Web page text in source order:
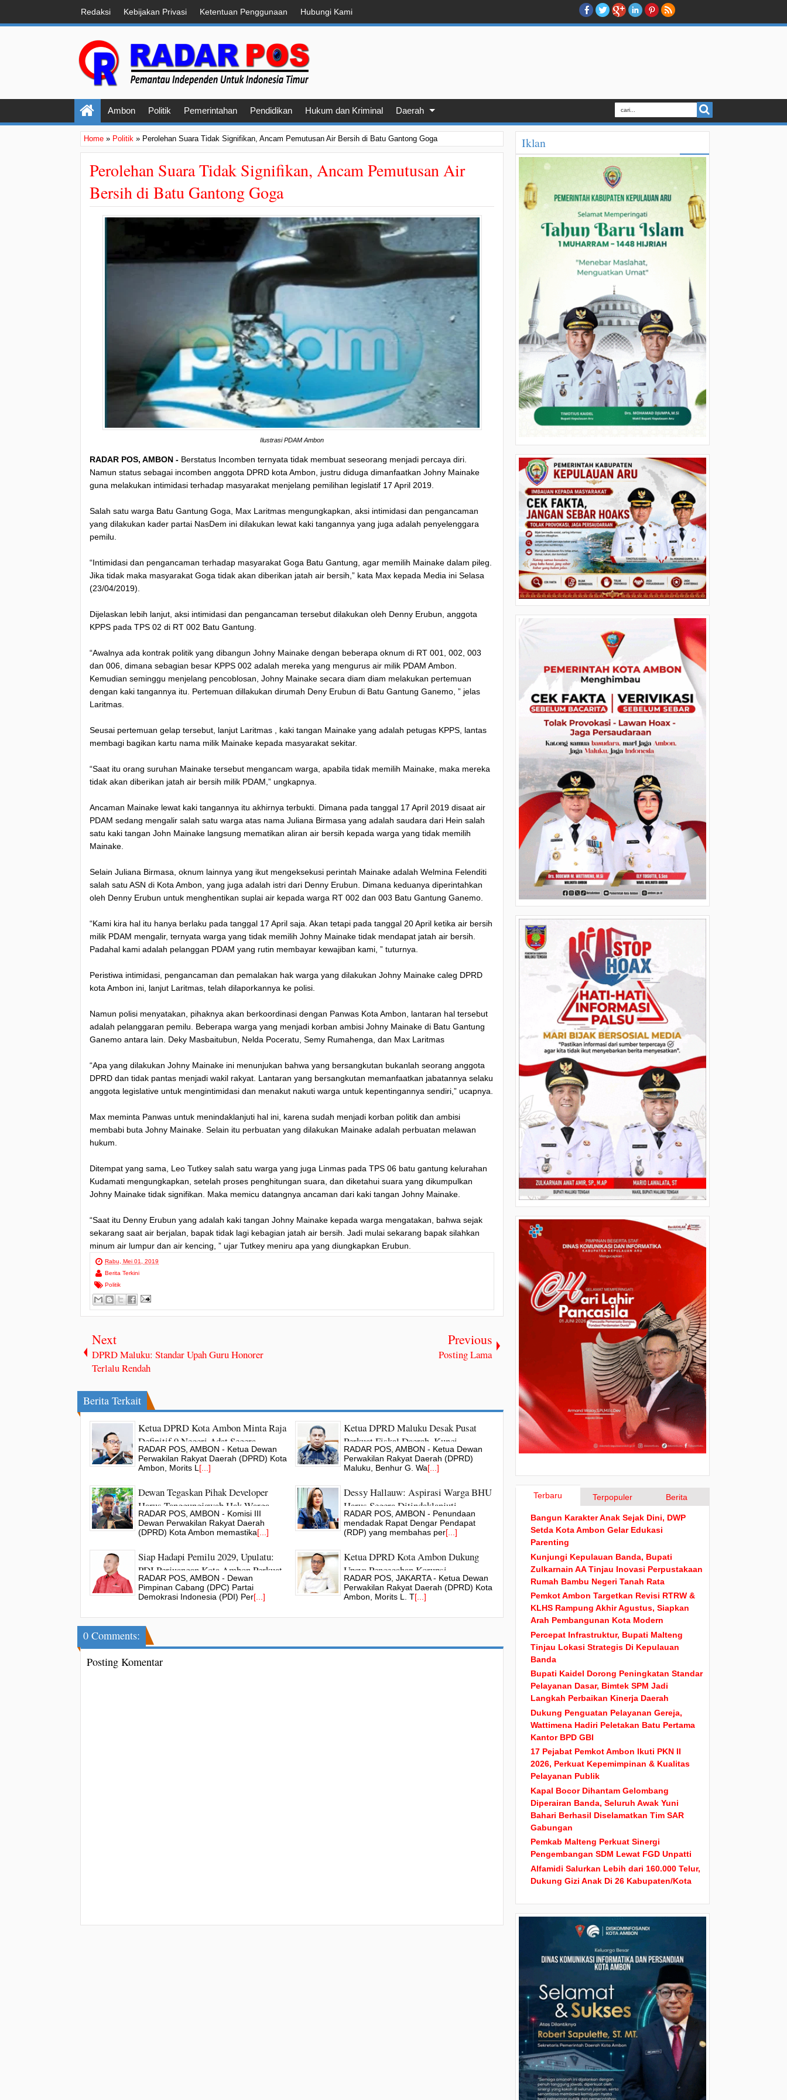
Redaksi Kebijakan Privasi Ketentuan Penggunaan Hubungi Kami
Ambon Politik Pemerintahan Pendidikan Hukum dan Kriminal Daerah
Home » Politik » Perolehan Suara Tidak Signifikan, Ancam Pemutusan Air Bersih di Batu Gantong Goga
Perolehan Suara Tidak Signifikan, Ancam Pemutusan Air
Bersih di Batu Gantong Goga
Ilustrasi PDAM Ambon
RADAR POS, AMBON - Berstatus Incomben ternyata tidak membuat seseorang menjadi percaya diri.
Namun status sebagai incomben anggota DPRD kota Ambon, justru diduga dimanfaatkan Johny Mainake
guna melakukan intimidasi terhadap masyarakat menjelang pemilihan legislatif 17 April 2019.
Salah satu warga Batu Gantung Goga, Max Laritmas mengungkapkan, aksi intimidasi dan pengancaman
yang dilakukan kader partai NasDem ini dilakukan lewat kaki tangannya yang juga adalah penyelenggara
pemilu.
“Intimidasi dan pengancaman terhadap masyarakat Goga Batu Gantung, agar memilih Mainake dalam pileg.
Jika tidak maka masyarakat Goga tidak akan diberikan jatah air bersih,” kata Max kepada Media ini Selasa
(23/04/2019).
Dijelaskan lebih lanjut, aksi intimidasi dan pengancaman tersebut dilakukan oleh Denny Erubun, anggota
KPPS pada TPS 02 di RT 002 Batu Gantung.
“Awalnya ada kontrak politik yang dibangun Johny Mainake dengan beberapa oknum di RT 001, 002, 003
dan 006, dimana sebagian besar KPPS 002 adalah mereka yang mengurus air milik PDAM Ambon.
Kemudian seminggu menjelang pencoblosan, Johny Mainake secara diam diam melakukan pertemuan
dengan kaki tangannya itu. Pertemuan dillakukan dirumah Deny Erubun di Batu Gantung Ganemo, ” jelas
Laritmas.
Seusai pertemuan gelap tersebut, lanjut Laritmas , kaki tangan Mainake yang adalah petugas KPPS, lantas
membagi bagikan kartu nama milik Mainake kepada masyarakat sekitar.
“Saat itu orang suruhan Mainake tersebut mengancam warga, apabila tidak memilih Mainake, maka mereka
tidak akan diberikan jatah air bersih milik PDAM,” ungkapnya.
Ancaman Mainake lewat kaki tangannya itu akhirnya terbukti. Dimana pada tanggal 17 April 2019 disaat air
PDAM sedang mengalir salah satu warga atas nama Juliana Birmasa yang adalah saudara dari Hein salah
satu kaki tangan John Mainake langsung mematikan aliran air bersih kepada warga yang tidak memilih
Mainake.
Selain Juliana Birmasa, oknum lainnya yang ikut mengeksekusi perintah Mainake adalah Welmina Felenditi
salah satu ASN di Kota Ambon, yang juga adalah istri dari Denny Erubun. Dimana keduanya diperintahkan
oleh Denny Erubun untuk menghentikan suplai air kepada warga RT 002 dan 003 Batu Gantung Ganemo.
“Kami kira hal itu hanya berlaku pada tanggal 17 April saja. Akan tetapi pada tanggal 20 April ketika air bersih
milik PDAM mengalir, ternyata warga yang tidak memilih Johny Mainake tidak mendapat jatah air bersih.
Padahal kami adalah pelanggan PDAM yang rutin membayar kewajiban kami, ” tuturnya.
Peristiwa intimidasi, pengancaman dan pemalakan hak warga yang dilakukan Johny Mainake caleg DPRD
kota Ambon ini, lanjut Laritmas, telah dilaporkannya ke polisi.
Namun polisi menyatakan, pihaknya akan berkoordinasi dengan Panwas Kota Ambon, lantaran hal tersebut
adalah pelanggaran pemilu. Beberapa warga yang menjadi korban ambisi Johny Mainake di Batu Gantung
Ganemo antara lain. Deky Masbaitubun, Nelda Poceratu, Semy Rumahenga, dan Max Laritmas
“Apa yang dilakukan Johny Mainake ini menunjukan bahwa yang bersangkutan bukanlah seorang anggota
DPRD dan tidak pantas menjadi wakil rakyat. Lantaran yang bersangkutan memanfaatkan jabatannya selaku
anggota legislative untuk mengintimidasi dan menakut nakuti warga untuk kepentingannya sendiri,” ucapnya.
Max meminta Panwas untuk menindaklanjuti hal ini, karena sudah menjadi korban politik dan ambisi
membabi buta Johny Mainake. Selain itu perbuatan yang dilakukan Mainake adalah perbuatan melawan
hukum.
Ditempat yang sama, Leo Tutkey salah satu warga yang juga Linmas pada TPS 06 batu gantung kelurahan
Kudamati mengungkapkan, setelah proses penghitungan suara, dan diketahui suara yang dikumpulkan
Johny Mainake tidak signifikan. Maka memicu datangnya ancaman dari kaki tangan Johny Mainake.
“Saat itu Denny Erubun yang adalah kaki tangan Johny Mainake kepada warga mengatakan, bahwa sejak
sekarang saat air berjalan, bapak tidak lagi kebagian jatah air bersih. Jadi mulai sekarang bapak silahkan
minum air lumpur dan air kencing, ” ujar Tutkey meniru apa yang diungkapkan Erubun.
Rabu, Mei 01, 2019
Berita Terkini
Politik
Next
DPRD Maluku: Standar Upah Guru Honorer
Terlalu Rendah
Previous
Posting Lama
Berita Terkait
Ketua DPRD Kota Ambon Minta Raja
Definitif 9 Negeri Adat Segera
Ditetapkan
RADAR POS, AMBON - Ketua Dewan
Perwakilan Rakyat Daerah (DPRD) Kota
Ambon, Morits L [...]
Ketua DPRD Maluku Desak Pusat
Perkuat Fiskal Daerah, Kunci
Pertumbuhan Ekonomi
RADAR POS, AMBON - Ketua Dewan
Perwakilan Rakyat Daerah (DPRD)
Maluku, Benhur G. Wa[...]
Dewan Tegaskan Pihak Developer
Harus Tanggungjawab Hak Warga
Perumahan BHU
RADAR POS, AMBON - Komisi III
Dewan Perwakilan Rakyat Daerah
(DPRD) Kota Ambon memastika[...]
Dessy Hallauw: Aspirasi Warga BHU
Harus Segera Ditindaklanjuti
RADAR POS, AMBON - Penundaan
mendadak Rapat Dengar Pendapat
(RDP) yang membahas per[...]
Siap Hadapi Pemilu 2029, Upulatu:
PDI Perjuangan Kota Ambon Perkuat
Struktur Hingga Akar Rumput
RADAR POS, AMBON - Dewan
Pimpinan Cabang (DPC) Partai
Demokrasi Indonesia (PDI) Per[...]
Ketua DPRD Kota Ambon Dukung
Upaya Pencegahan Korupsi
RADAR POS, JAKARTA - Ketua Dewan
Perwakilan Rakyat Daerah (DPRD) Kota
Ambon, Morits L. T[...]
0 Comments:
Posting Komentar
Iklan
Terbaru Terpopuler Berita
Bangun Karakter Anak Sejak Dini, DWP
Setda Kota Ambon Gelar Edukasi
Parenting
Kunjungi Kepulauan Banda, Bupati
Zulkarnain AA Tinjau Inovasi Perpustakaan
Rumah Bambu Negeri Tanah Rata
Pemkot Ambon Targetkan Revisi RTRW &
KLHS Rampung Akhir Agustus, Siapkan
Arah Pembangunan Kota Modern
Percepat Infrastruktur, Bupati Malteng
Tinjau Lokasi Strategis Di Kepulauan
Banda
Bupati Kaidel Dorong Peningkatan Standar
Pelayanan Dasar, Bimtek SPM Jadi
Langkah Perbaikan Kinerja Daerah
Dukung Penguatan Pelayanan Gereja,
Wattimena Hadiri Peletakan Batu Pertama
Kantor BPD GBI
17 Pejabat Pemkot Ambon Ikuti PKN II
2026, Perkuat Kepemimpinan & Kualitas
Pelayanan Publik
Kapal Bocor Dihantam Gelombang
Diperairan Banda, Seluruh Awak Yuni
Bahari Berhasil Diselamatkan Tim SAR
Gabungan
Pemkab Malteng Perkuat Sinergi
Pengembangan SDM Lewat FGD Unpatti
Alfamidi Salurkan Lebih dari 160.000 Telur,
Dukung Gizi Anak Di 26 Kabupaten/Kota